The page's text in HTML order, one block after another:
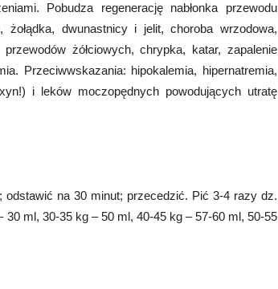
Pobudza regenerację nabłonka przewodu
żołądka, dwunastnicy i jelit, choroba wrzodowa,
żółciowych, chrypka, katar, zapalenie
Przeciwwskazania: hipokalemia, hipernatremia,
i leków moczopędnych powodujących utratę
na 30 minut; przecedzić. Pić 3-4 razy dz.
ml, 30-35 kg – 50 ml, 40-45 kg – 57-60 ml, 50-55